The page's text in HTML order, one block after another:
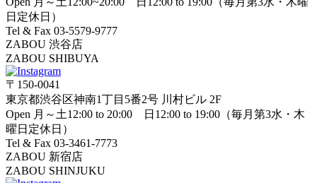
日定休日）
Tel & Fax 03-5579-9777
ZABOU 渋谷店
ZABOU SHIBUYA
〒150-0041
東京都渋谷区神南1丁目5番2号 川村ビル 2F
Open 月～土12:00 to 20:00 日12:00 to 19:00（毎月第3水・木
曜日定休日）
Tel & Fax 03-3461-7773
ZABOU 新宿店
ZABOU SHINJUKU